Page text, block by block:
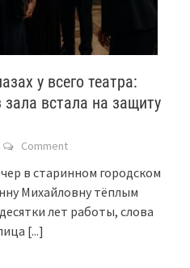
у всего театра:
встала на защиту
Comment
в старинном городском
Михайловну тёплым
лет работы, слова
[...]